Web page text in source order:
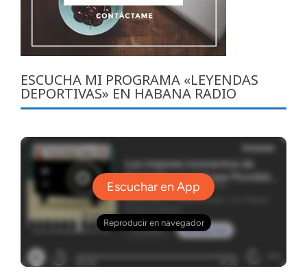
ESCUCHA MI PROGRAMA «LEYENDAS
DEPORTIVAS» EN HABANA RADIO